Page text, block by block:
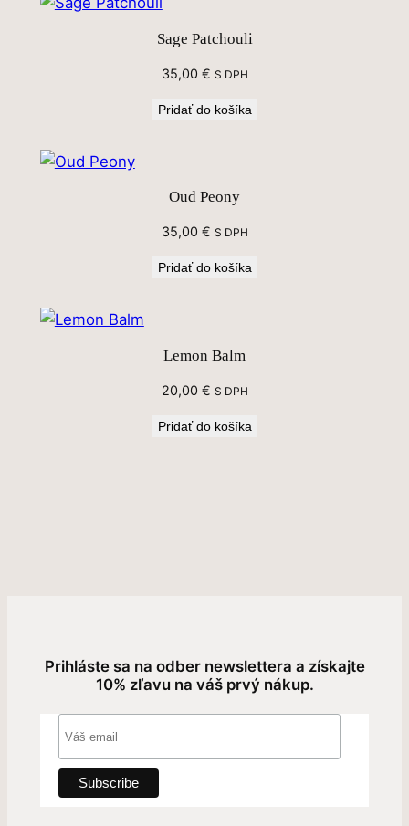
Sage Patchouli
35,00 € S DPH
Pridať do košíka
Oud Peony
35,00 € S DPH
Pridať do košíka
Lemon Balm
20,00 € S DPH
Pridať do košíka
Prihláste sa na odber newslettera a získajte
10% zľavu na váš prvý nákup.